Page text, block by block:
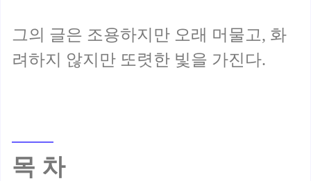
그의 글은 조용하지만 오래 머물고, 화
목 차